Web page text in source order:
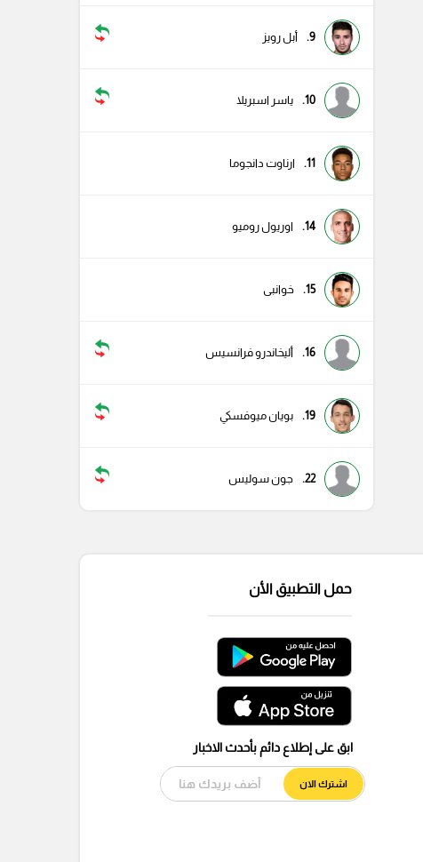
9. أبل رويز
10. ياسر اسبريلا
11. ارناوت دانجوما
14. اوريول روميو
15. خوانبى
16. أليخاندرو فرانسيس
19. بويان ميوفسكي
22. جون سوليس
حمل التطبيق الأن
ابق على إطلاع دائم بأحدث الاخبار
اشترك الان